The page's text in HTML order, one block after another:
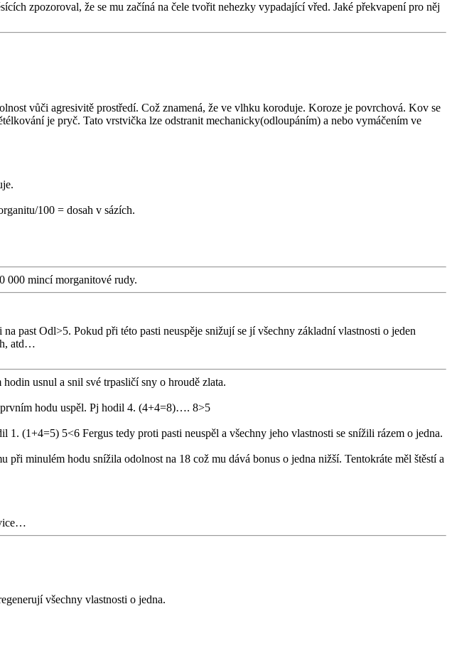
zpozoroval, že se mu začíná na čele tvořit nehezky vypadající vřed. Jaké překvapení pro něj
vůči agresivitě prostředí. Což znamená, že ve vlhku koroduje. Koroze je povrchová. Kov se
je pryč. Tato vrstvička lze odstranit mechanicky(odloupáním) a nebo vymáčením ve
100 = dosah v sázích.
000 mincí morganitové rudy.
past Odl>5. Pokud při této pasti neuspěje snižují se jí všechny základní vlastnosti o jeden
atd…
usnul a snil své trpasličí sny o hroudě zlata.
hodu uspěl. Pj hodil 4. (4+4=8)…. 8>5
(1+4=5) 5<6 Fergus tedy proti pasti neuspěl a všechny jeho vlastnosti se snížili rázem o jedna.
minulém hodu snížila odolnost na 18 což mu dává bonus o jedna nižší. Tentokráte měl štěstí a
všechny vlastnosti o jedna.